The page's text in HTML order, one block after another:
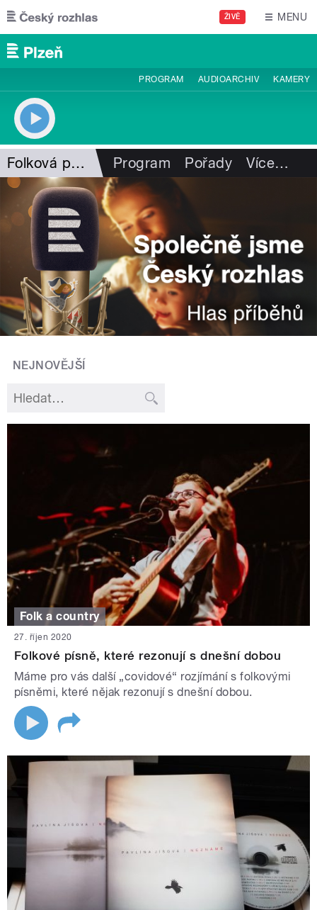
Přejít k hlavnímu obsahu
ŽIVĚ MENU
PROGRAM AUDIOARCHIV KAMERY
Folková pohlazení Program Pořady Více…
NEJNOVĚJŠÍ
Folk a country
27. říjen 2020
Folkové písně, které rezonují s dnešní dobou
Máme pro vás další „covidové“ rozjímání s folkovými
písněmi, které nějak rezonují s dnešní dobou.